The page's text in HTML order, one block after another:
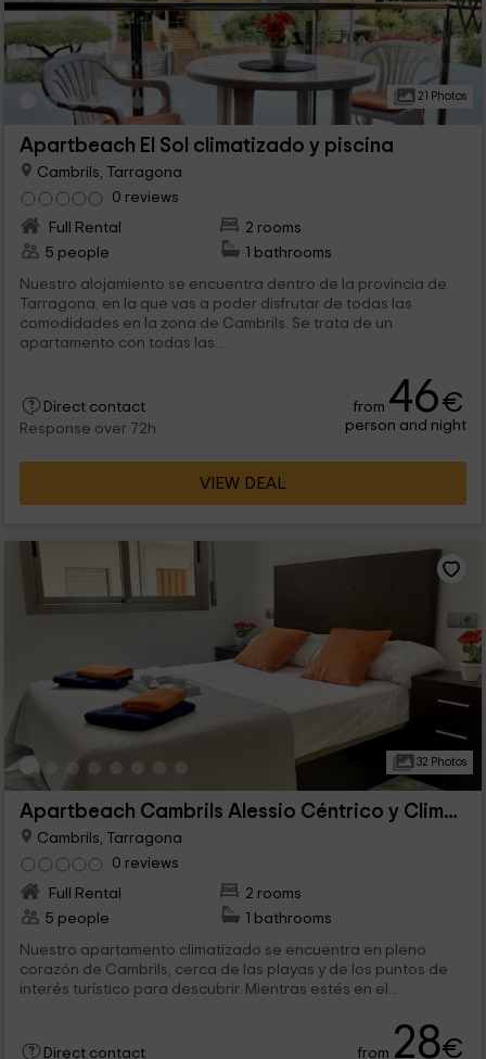
21 Photos
Apartbeach El Sol climatizado y piscina
Cambrils, Tarragona
0 reviews
Full Rental
2 rooms
5 people
1 bathrooms
Nuestro alojamiento se encuentra dentro de la provincia de
Tarragona, en la que vas a poder disfrutar de todas las
comodidades en la zona de Cambrils. Se trata de un
apartamento con todas las...
Direct contact
Response over 72h
from 46€
person and night
VIEW DEAL
32 Photos
Apartbeach Cambrils Alessio Céntrico y Climatizado
Cambrils, Tarragona
0 reviews
Full Rental
2 rooms
5 people
1 bathrooms
Nuestro apartamento climatizado se encuentra en pleno
corazón de Cambrils, cerca de las playas y de los puntos de
interés turístico para descubrir. Mientras estés en el...
Direct contact
from 28€